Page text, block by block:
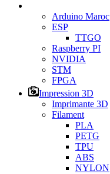
Arduino Maroc
ESP
TTGO
Raspberry PI
NVIDIA
STM
FPGA
Impression 3D
Imprimante 3D
Filament
PLA
PETG
TPU
ABS
NYLON